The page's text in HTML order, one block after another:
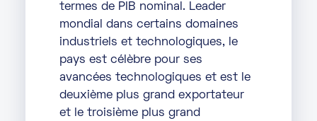
termes de PIB nominal. Leader
mondial dans certains domaines
industriels et technologiques, le
pays est célèbre pour ses
avancées technologiques et est le
deuxième plus grand exportateur
et le troisième plus grand